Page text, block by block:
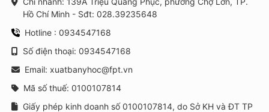
Hồ Chí Minh - Sđt: 028.39235648
Hotline : 0934547168
Số điện thoại: 0934547168
Email: xuatbanyhoc@fpt.vn
Mã số thuế: 0100107814
Giấy phép kinh doanh số 0100107814, do Sở KH và ĐT TP